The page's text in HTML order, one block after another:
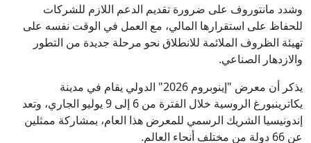
وشدد مانتوروف على ضرورة تقديم الدعم اللازم للشركات
للحفاظ على استقرارها المالي، مع العمل في الوقت نفسه على
تهيئة الظروف الملائمة للانطلاق نحو مرحلة جديدة من التطور
والازدهار الصناعي.
يذكر أن معرض "إينوبروم 2026" الدولي يقام في مدينة
يكاترينبورغ الروسية خلال الفترة من 6 إلى 9 يوليو الجاري، وتعد
إندونيسيا الشريك الرسمي للمعرض هذا العام، بمشاركة ممثلين
عن 66 دولة من مختلف أنحاء العالم.